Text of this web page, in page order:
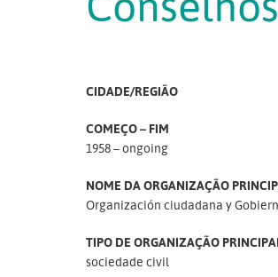
CIDADE/REGIÃO
COMEÇO – FIM
1958 – ongoing
NOME DA ORGANIZAÇÃO
Organización ciudadana y
TIPO DE ORGANIZAÇÃO
sociedade civil